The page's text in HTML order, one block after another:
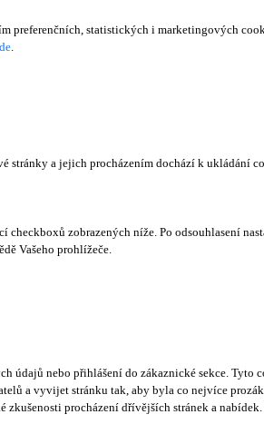
statistických i marketingových
.
a jejich procházením dochází k ukládání
zobrazených níže. Po odsouhlasení
Vašeho prohlížeče.
údajů nebo přihlášení do zákaznické sekce. Tyto
a vyvijet stránku tak, aby byla co nejvíce
procházení dřívějších stránek a nabídek.